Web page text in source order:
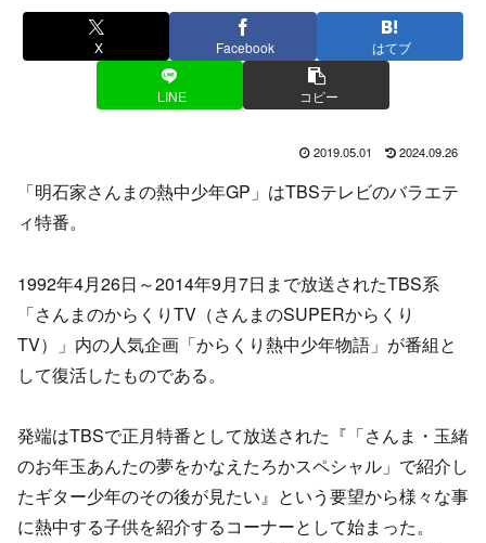
X Facebook はてブ
LINE コピー
2019.05.01 2024.09.26
「明石家さんまの熱中少年GP」はTBSテレビのバラエテ
ィ特番。
1992年4月26日～2014年9月7日まで放送されたTBS系
「さんまのからくりTV（さんまのSUPERからくり
TV）」内の人気企画「からくり熱中少年物語」が番組と
して復活したものである。
発端はTBSで正月特番として放送された『「さんま・玉緒
のお年玉あんたの夢をかなえたろかスペシャル」で紹介し
たギター少年のその後が見たい』という要望から様々な事
に熱中する子供を紹介するコーナーとして始まった。